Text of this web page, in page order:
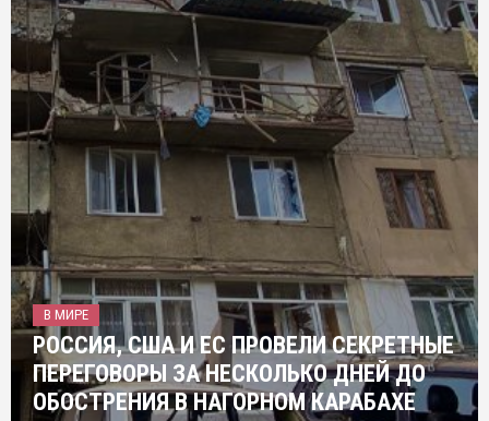
В МИРЕ
РОССИЯ, США И ЕС ПРОВЕЛИ СЕКРЕТНЫЕ
ПЕРЕГОВОРЫ ЗА НЕСКОЛЬКО ДНЕЙ ДО
ОБОСТРЕНИЯ В НАГОРНОМ КАРАБАХЕ